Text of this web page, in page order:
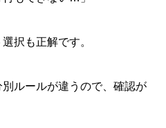
択も正解です。
ルールが違うので、確認が